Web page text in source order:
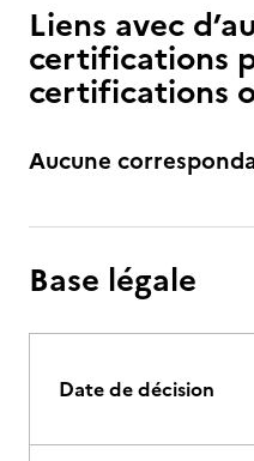
Liens avec
certifications
certifications
Aucune
Base légale
Date de décision